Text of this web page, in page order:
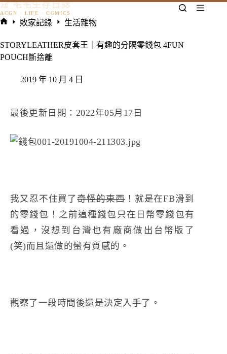
跳
至
要
內
𓃠 宅宅生存日誌
頁
敗家記錄 生活雜物
STORYLEATHER皮套王｜有趣的分隔零錢包 4FUN
POUCH斷捨離
2019 年 10 月 4 日
最後更新日期：2022年05月17日
我又忍不住買了奇怪的東西！就是在FB滑到
的零錢包！之前這種錢包只在日幣零錢包有
看過，沒想到台灣也有廠商做出台幣版了
(笑)而且還做的蠻有質感的。
觀察了一段時間後還是決定入手了。